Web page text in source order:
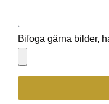
Bifoga gärna bilder,